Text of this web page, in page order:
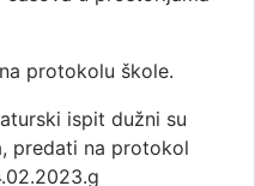
protokolu škole.
ispit dužni su
predati na protokol